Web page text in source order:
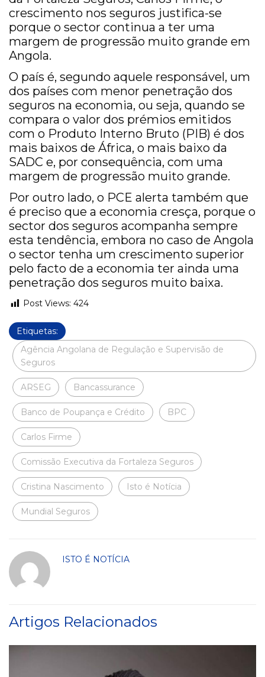
crescimento nos seguros justifica-se
porque o sector continua a ter uma
margem de progressão muito grande em
Angola.
O país é, segundo aquele responsável, um
dos países com menor penetração dos
seguros na economia, ou seja, quando se
compara o valor dos prémios emitidos
com o Produto Interno Bruto (PIB) é dos
mais baixos de África, o mais baixo da
SADC e, por consequência, com uma
margem de progressão muito grande.
Por outro lado, o PCE alerta também que
é preciso que a economia cresça, porque o
sector dos seguros acompanha sempre
esta tendência, embora no caso de Angola
o sector tenha um crescimento superior
pelo facto de a economia ter ainda uma
penetração dos seguros muito baixa.
Post Views: 424
Etiquetas:
Agência Angolana de Regulação e Supervisão de
Seguros
ARSEG Bancassurance
Banco de Poupança e Crédito BPC
Carlos Firme
Comissão Executiva da Fortaleza Seguros
Cristina Nascimento Isto é Notícia
Mundial Seguros
ISTO É NOTÍCIA
Artigos Relacionados